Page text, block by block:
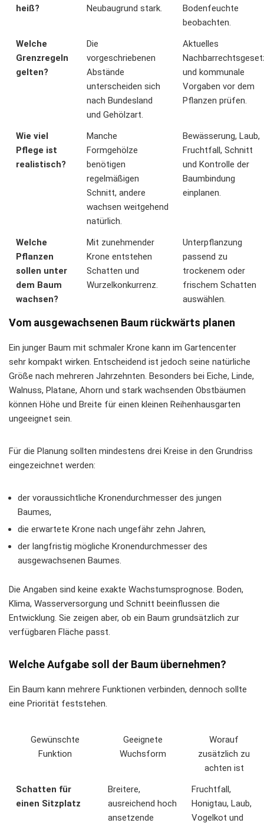
heiß?
Neubaugrund stark.
Bodenfeuchte
beobachten.
Welche
Grenzregeln
gelten?
Die
vorgeschriebenen
Abstände
unterscheiden sich
nach Bundesland
und Gehölzart.
Aktuelles
und kommunale
Vorgaben vor dem
Pflanzen prüfen.
Wie viel
Pflege ist
realistisch?
Manche
Formgehölze
benötigen
regelmäßigen
Schnitt, andere
wachsen weitgehend
natürlich.
Bewässerung, Laub,
Fruchtfall, Schnitt
und Kontrolle der
Baumbindung
einplanen.
Welche
Pflanzen
sollen unter
dem Baum
wachsen?
Mit zunehmender
Krone entstehen
Schatten und
Wurzelkonkurrenz.
Unterpflanzung
passend zu
trockenem oder
frischem Schatten
auswählen.
Vom ausgewachsenen Baum rückwärts planen
Ein junger Baum mit schmaler Krone kann im Gartencenter
sehr kompakt wirken. Entscheidend ist jedoch seine natürliche
Größe nach mehreren Jahrzehnten. Besonders bei Eiche, Linde,
Walnuss, Platane, Ahorn und stark wachsenden Obstbäumen
können Höhe und Breite für einen kleinen Reihenhausgarten
ungeeignet sein.
Für die Planung sollten mindestens drei Kreise in den Grundriss
eingezeichnet werden:
der voraussichtliche Kronendurchmesser des jungen
Baumes,
die erwartete Krone nach ungefähr zehn Jahren,
der langfristig mögliche Kronendurchmesser des
ausgewachsenen Baumes.
Die Angaben sind keine exakte Wachstumsprognose. Boden,
Klima, Wasserversorgung und Schnitt beeinflussen die
Entwicklung. Sie zeigen aber, ob ein Baum grundsätzlich zur
verfügbaren Fläche passt.
Welche Aufgabe soll der Baum übernehmen?
Ein Baum kann mehrere Funktionen verbinden, dennoch sollte
eine Priorität feststehen.
Gewünschte
Funktion
Geeignete
Wuchsform
Worauf
zusätzlich zu
achten ist
Schatten für
einen Sitzplatz
Breitere,
ausreichend hoch
ansetzende
Fruchtfall,
Honigtau, Laub,
Vogelkot und